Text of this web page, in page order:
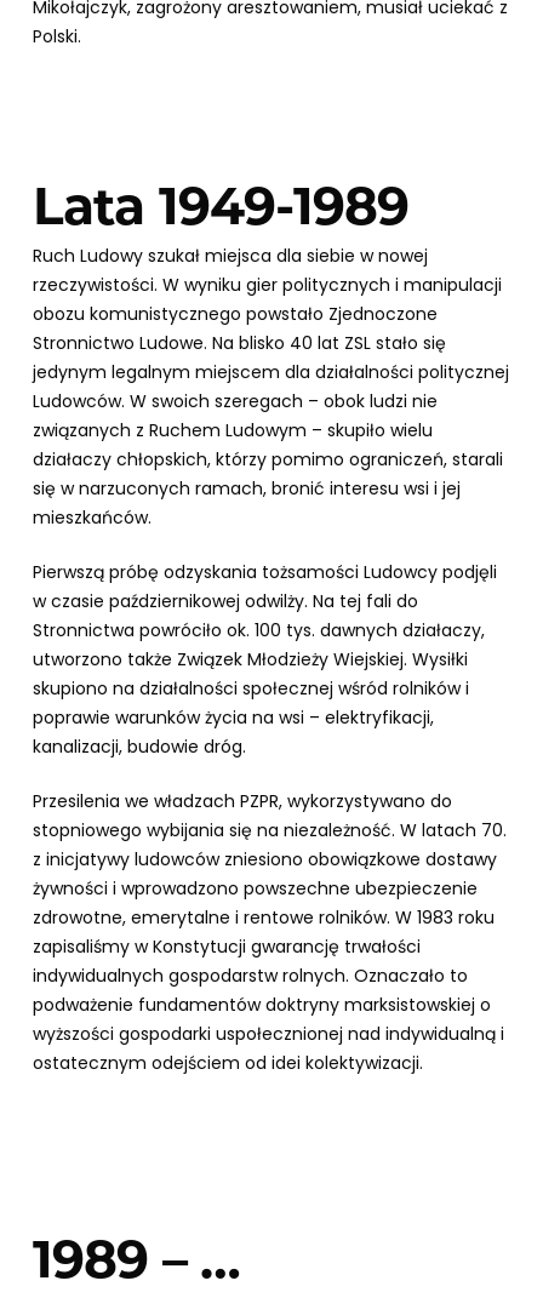
Mikołajczyk, zagrożony aresztowaniem, musiał uciekać z
Polski.
Lata 1949-1989
Ruch Ludowy szukał miejsca dla siebie w nowej
rzeczywistości. W wyniku gier politycznych i manipulacji
obozu komunistycznego powstało Zjednoczone
Stronnictwo Ludowe. Na blisko 40 lat ZSL stało się
jedynym legalnym miejscem dla działalności politycznej
Ludowców. W swoich szeregach – obok ludzi nie
związanych z Ruchem Ludowym – skupiło wielu
działaczy chłopskich, którzy pomimo ograniczeń, starali
się w narzuconych ramach, bronić interesu wsi i jej
mieszkańców.
Pierwszą próbę odzyskania tożsamości Ludowcy podjęli
w czasie październikowej odwilży. Na tej fali do
Stronnictwa powróciło ok. 100 tys. dawnych działaczy,
utworzono także Związek Młodzieży Wiejskiej. Wysiłki
skupiono na działalności społecznej wśród rolników i
poprawie warunków życia na wsi – elektryfikacji,
kanalizacji, budowie dróg.
Przesilenia we władzach PZPR, wykorzystywano do
stopniowego wybijania się na niezależność. W latach 70.
z inicjatywy ludowców zniesiono obowiązkowe dostawy
żywności i wprowadzono powszechne ubezpieczenie
zdrowotne, emerytalne i rentowe rolników. W 1983 roku
zapisaliśmy w Konstytucji gwarancję trwałości
indywidualnych gospodarstw rolnych. Oznaczało to
podważenie fundamentów doktryny marksistowskiej o
wyższości gospodarki uspołecznionej nad indywidualną i
ostatecznym odejściem od idei kolektywizacji.
1989 – …